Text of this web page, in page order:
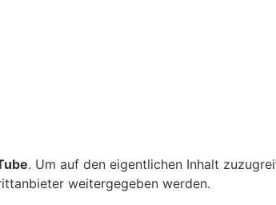
. Um auf den eigentlichen Inhalt
weitergegeben werden.